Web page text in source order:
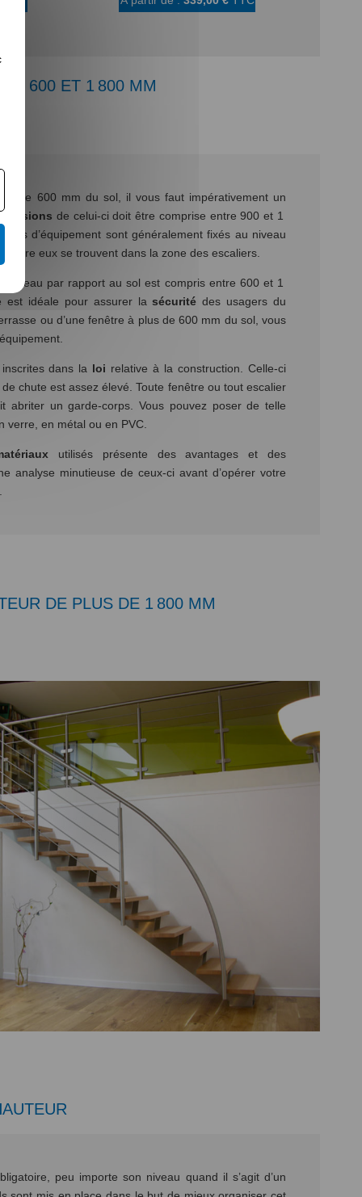
600 ET 1 800 MM
de 600 mm du sol, il vous faut impérativement un
de celui-ci doit être comprise entre 900 et 1
d’équipement sont généralement fixés au niveau
eux se trouvent dans la zone des escaliers.
niveau par rapport au sol est compris entre 600 et 1
est idéale pour assurer lasécuritédes usagers du
ou d’une fenêtre à plus de 600 mm du sol, vous
dans la loi relative à la construction. Celle-ci
chute est assez élevé. Toute fenêtre ou tout escalier
abriter un garde-corps. Vous pouvez poser de telle
verre, en métal ou en PVC.
utilisés présente des avantages et des
analyse minutieuse de ceux-ci avant d’opérer votre
DE PLUS DE 1 800 MM
peu importe son niveau quand il s’agit d’un